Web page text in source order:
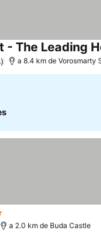
- The Leading
a 8.4 km de Vorosmarty
a 2.0 km de Buda Castle